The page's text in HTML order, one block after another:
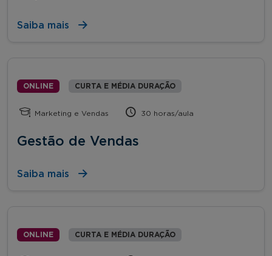
Saiba mais
ONLINE CURTA E MÉDIA DURAÇÃO
Marketing e Vendas 30 horas/aula
Gestão de Vendas
Saiba mais
ONLINE CURTA E MÉDIA DURAÇÃO